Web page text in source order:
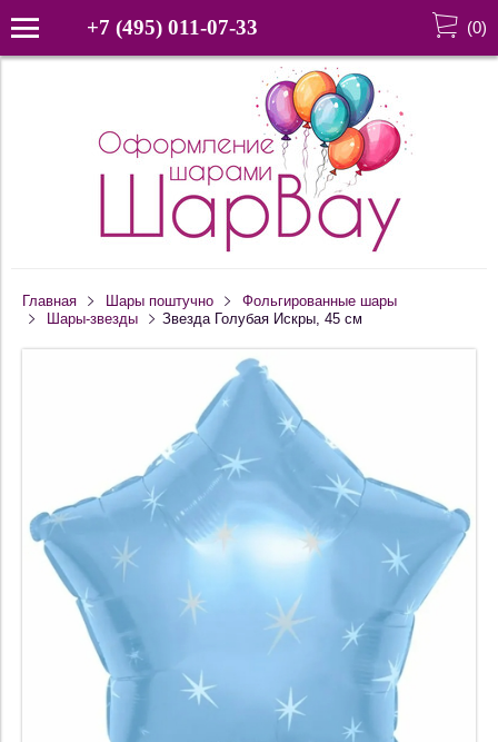
+7 (495) 011-07-33 (0)
Главная Шары поштучно
Фольгированные шары
Шары-звезды
Звезда Голубая Искры, 45 см